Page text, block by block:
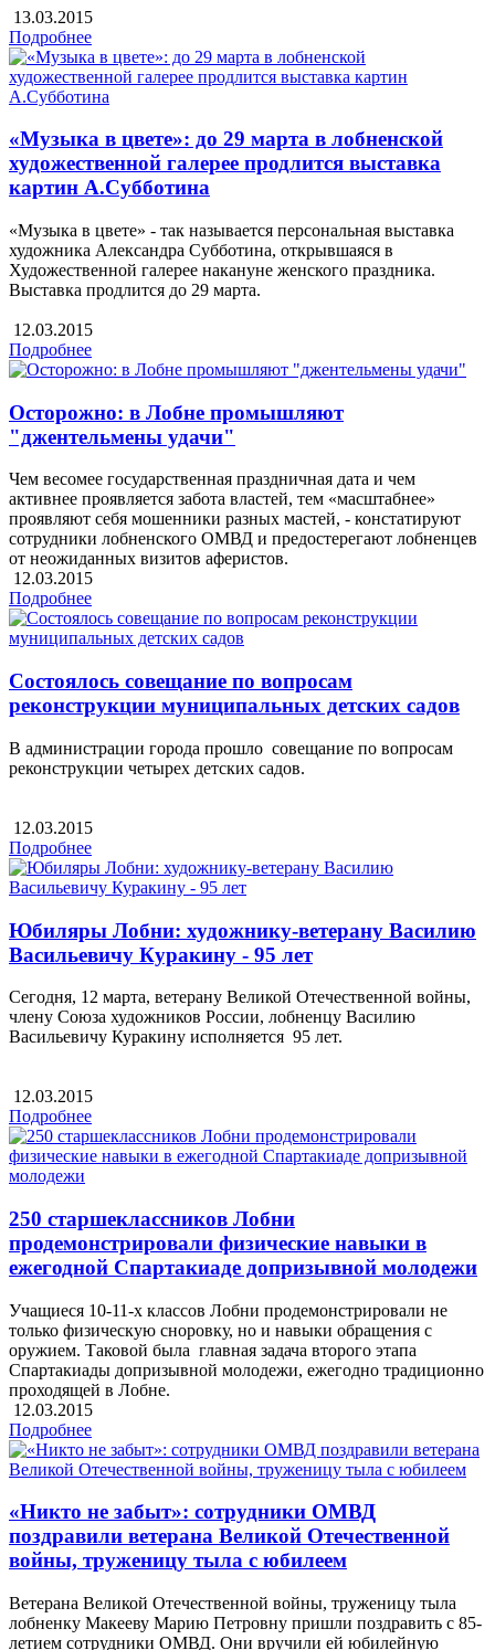
13.03.2015
Подробнее
«Музыка в цвете»: до 29 марта в лобненской
художественной галерее продлится выставка
картин А.Субботина
«Музыка в цвете» - так называется персональная выставка
художника Александра Субботина, открывшаяся в
Художественной галерее накануне женского праздника.
Выставка продлится до 29 марта.
12.03.2015
Подробнее
Осторожно: в Лобне промышляют
"джентельмены удачи"
Чем весомее государственная праздничная дата и чем
активнее проявляется забота властей, тем «масштабнее»
проявляют себя мошенники разных мастей, - констатируют
сотрудники лобненского ОМВД и предостерегают лобненцев
от неожиданных визитов аферистов.
12.03.2015
Подробнее
Состоялось совещание по вопросам
реконструкции муниципальных детских садов
В администрации города прошло совещание по вопросам
реконструкции четырех детских садов.
12.03.2015
Подробнее
Юбиляры Лобни: художнику-ветерану Василию
Васильевичу Куракину - 95 лет
Сегодня, 12 марта, ветерану Великой Отечественной войны,
члену Союза художников России, лобненцу Василию
Васильевичу Куракину исполняется 95 лет.
12.03.2015
Подробнее
250 старшеклассников Лобни
продемонстрировали физические навыки в
ежегодной Спартакиаде допризывной молодежи
Учащиеся 10-11-х классов Лобни продемонстрировали не
только физическую сноровку, но и навыки обращения с
оружием. Таковой была главная задача второго этапа
Спартакиады допризывной молодежи, ежегодно традиционно
проходящей в Лобне.
12.03.2015
Подробнее
«Никто не забыт»: сотрудники ОМВД
поздравили ветерана Великой Отечественной
войны, труженицу тыла с юбилеем
Ветерана Великой Отечественной войны, труженицу тыла
лобненку Макееву Марию Петровну пришли поздравить с 85-
летием сотрудники ОМВД. Они вручили ей юбилейную